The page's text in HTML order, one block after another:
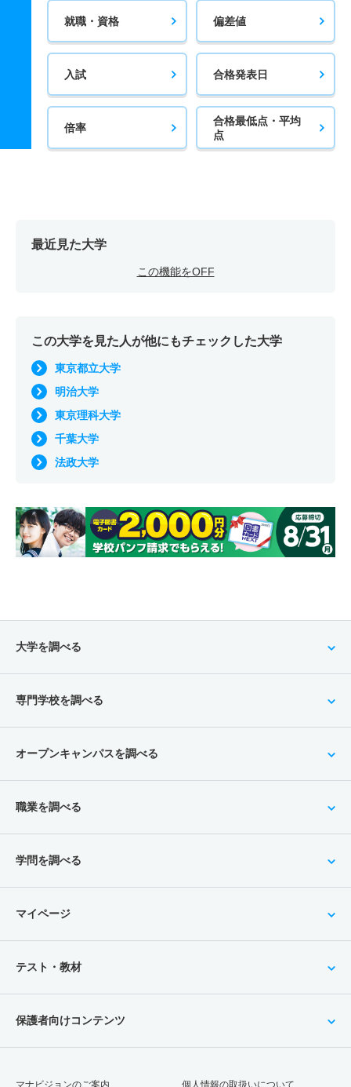
就職・資格 偏差値
入試 合格発表日
倍率
合格最低点・平均
点
最近見た大学
この機能をOFF
この大学を見た人が他にもチェックした大学
東京都立大学
明治大学
東京理科大学
千葉大学
法政大学
大学を調べる
専門学校を調べる
オープンキャンパスを調べる
職業を調べる
学問を調べる
マイページ
テスト・教材
保護者向けコンテンツ
マナビジョンのご案内 個人情報の取扱いについて